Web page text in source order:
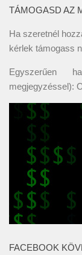
TÁMOGASD AZ
Ha szeretnél
kérlek támogass
Egyszerűen
megjegyzéssel):
FACEBOOK